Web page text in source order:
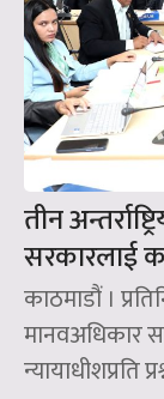
तीन
सरकारलाई
काठमाडौं ।
मानवअधिकार
न्यायाधीशप्रति